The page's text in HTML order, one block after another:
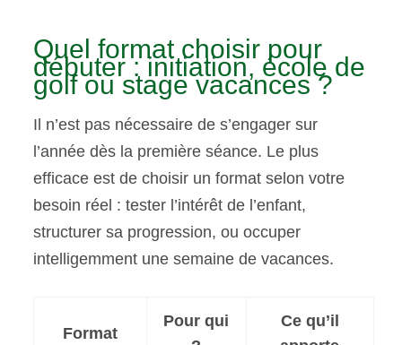
Quel format choisir pour
débuter : initiation, école de
golf ou stage vacances ?
Il n’est pas nécessaire de s’engager sur
l’année dès la première séance. Le plus
efficace est de choisir un format selon votre
besoin réel : tester l’intérêt de l’enfant,
structurer sa progression, ou occuper
intelligemment une semaine de vacances.
Format
Pour qui
Ce qu’il